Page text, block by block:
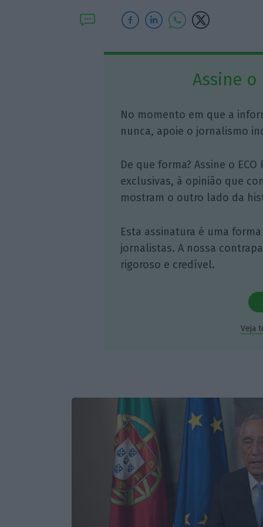
Assine o
No momento em que a
nunca, apoie o jornalismo
De que forma? Assine o
exclusivas, à opinião que
mostram o outro lado da
Esta assinatura é uma
jornalistas. A nossa
rigoroso e credível.
Veja